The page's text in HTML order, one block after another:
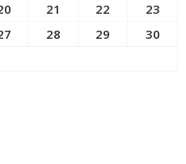
21 22
23
28 29
30